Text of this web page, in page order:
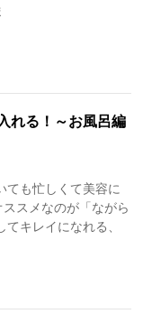
れる！～お風呂編
ても忙しくて美容に
スメなのが「ながら
キレイになれる、